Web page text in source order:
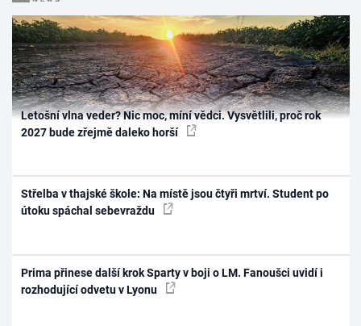
Letošní vlna veder? Nic moc, míní vědci. Vysvětlili, proč rok
2027 bude zřejmě daleko horší
Střelba v thajské škole: Na místě jsou čtyři mrtví. Student po
útoku spáchal sebevraždu
Prima přinese další krok Sparty v boji o LM. Fanoušci uvidí i
rozhodující odvetu v Lyonu